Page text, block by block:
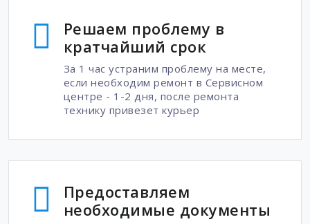
Решаем проблему в
кратчайший срок
За 1 час устраним проблему на месте,
если необходим ремонт в Сервисном
центре - 1-2 дня, после ремонта
технику привезет курьер
Предоставляем
необходимые документы